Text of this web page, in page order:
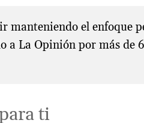
manteniendo el enfoque
a La Opinión por más de
ti